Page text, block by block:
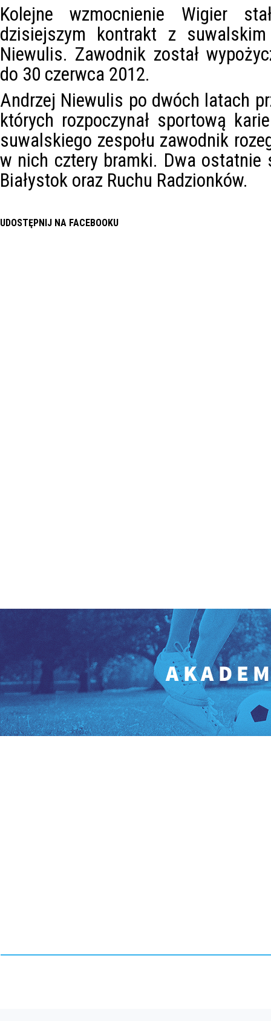
Kolejne wzmocnienie Wigier
dzisiejszym kontrakt z
Niewulis. Zawodnik został
do 30 czerwca 2012.
Andrzej Niewulis po dwóch latach
których rozpoczynał sportową
suwalskiego zespołu zawodnik
w nich cztery bramki. Dwa ostatnie
Białystok oraz Ruchu Radzionków.
UDOSTĘPNIJ NA FACEBOOKU